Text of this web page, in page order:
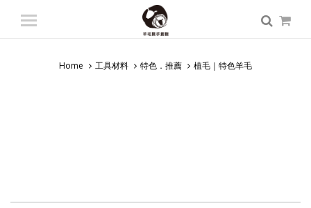
登入
商品總覽Home 工具材料 特色．推薦 植毛｜特色羊毛